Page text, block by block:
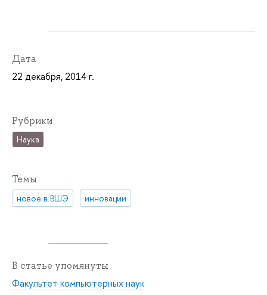
Дата
22 декабря, 2014 г.
Рубрики
Наука
Темы
новое в ВШЭ инновации
В статье упомянуты
Факультет компьютерных наук